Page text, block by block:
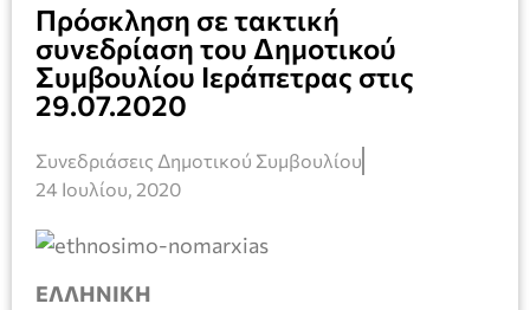
Πρόσκληση σε τακτική
συνεδρίαση του Δημοτικού
Συμβουλίου Ιεράπετρας στις
29.07.2020
Συνεδριάσεις Δημοτικού Συμβουλίου
24 Ιουλίου, 2020
ΕΛΛΗΝΙΚΗ